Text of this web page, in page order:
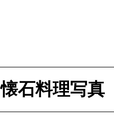
懐石料理写真